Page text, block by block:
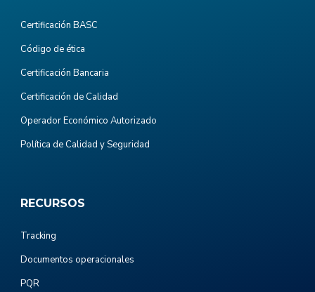
Certificación BASC
Código de ética
Certificación Bancaria
Certificación de Calidad
Operador Económico Autorizado
Política de Calidad y Seguridad
RECURSOS
Tracking
Documentos operacionales
PQR